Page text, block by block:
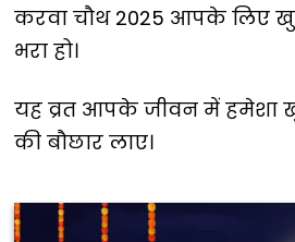
करवा चौथ 2025 आपके लिए
भरा हो।
यह व्रत आपके जीवन में हमेशा
की बौछार लाए।